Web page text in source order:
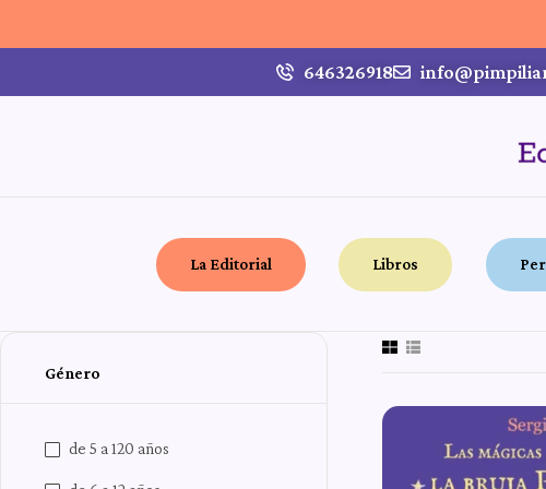
646326918
La Editorial Libros
Género
de 5 a 120 años